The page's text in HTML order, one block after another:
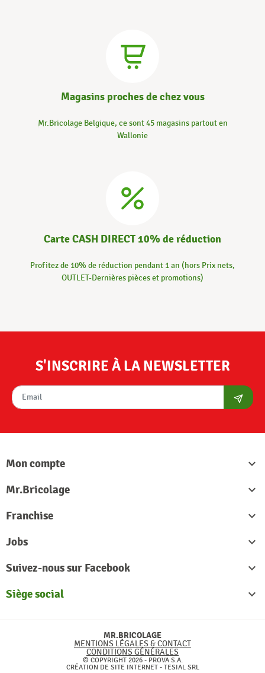
Magasins proches de chez vous
Mr.Bricolage Belgique, ce sont 45 magasins partout en
Wallonie
Carte CASH DIRECT 10% de réduction
Profitez de 10% de réduction pendant 1 an (hors Prix nets,
OUTLET-Dernières pièces et promotions)
S'INSCRIRE À LA NEWSLETTER
Mon compte

Mr.Bricolage

Franchise

Jobs

Suivez-nous sur Facebook

Siège social

MR.BRICOLAGE
MENTIONS LÉGALES & CONTACT
CONDITIONS GÉNÉRALES
© COPYRIGHT 2026 - PROVA S.A.
CRÉATION DE SITE INTERNET - TESIAL SRL